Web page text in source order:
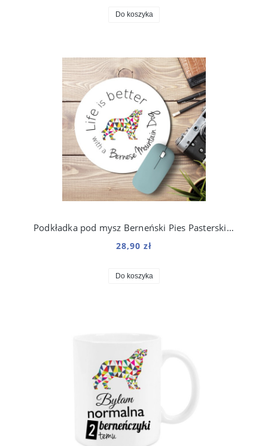
Do koszyka
Podkładka pod mysz Berneński Pies Pasterski z nadrukiem Origami
28,90 zł
Do koszyka